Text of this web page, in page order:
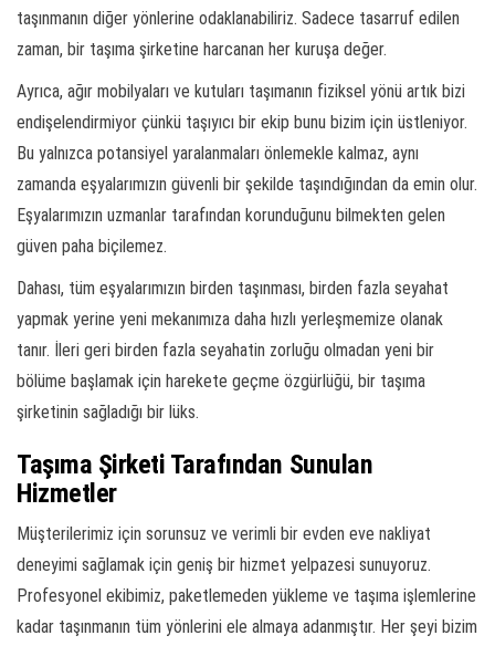
taşınmanın diğer yönlerine odaklanabiliriz. Sadece tasarruf edilen
zaman, bir taşıma şirketine harcanan her kuruşa değer.
Ayrıca, ağır mobilyaları ve kutuları taşımanın fiziksel yönü artık bizi
endişelendirmiyor çünkü taşıyıcı bir ekip bunu bizim için üstleniyor.
Bu yalnızca potansiyel yaralanmaları önlemekle kalmaz, aynı
zamanda eşyalarımızın güvenli bir şekilde taşındığından da emin olur.
Eşyalarımızın uzmanlar tarafından korunduğunu bilmekten gelen
güven paha biçilemez.
Dahası, tüm eşyalarımızın birden taşınması, birden fazla seyahat
yapmak yerine yeni mekanımıza daha hızlı yerleşmemize olanak
tanır. İleri geri birden fazla seyahatin zorluğu olmadan yeni bir
bölüme başlamak için harekete geçme özgürlüğü, bir taşıma
şirketinin sağladığı bir lüks.
Taşıma Şirketi Tarafından Sunulan
Hizmetler
Müşterilerimiz için sorunsuz ve verimli bir evden eve nakliyat
deneyimi sağlamak için geniş bir hizmet yelpazesi sunuyoruz.
Profesyonel ekibimiz, paketlemeden yükleme ve taşıma işlemlerine
kadar taşınmanın tüm yönlerini ele almaya adanmıştır. Her şeyi bizim